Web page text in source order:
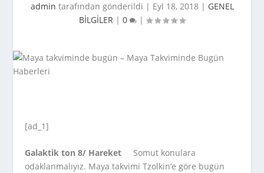
admin tarafından gönderildi | Eyl 18, 2018| GENEL
BİLGİLER | 0 |
[ad_1]
Galaktik ton 8/ Hareket Somut konulara
odaklanmalıyız. Maya takvimi Tzolkin’e göre bugün